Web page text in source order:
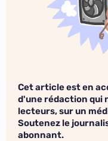
Cet article est en
d'une rédaction qui
lecteurs, sur un
Soutenez le
abonnant.